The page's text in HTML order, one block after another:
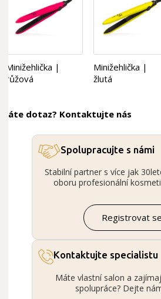
Minižehlička |
růžová
Minižehlička |
žlutá
Máte dotaz? Kontaktujte nás
Spolupracujte s námi
Stabilní partner s více jak
oboru profesionální
Registrovat se
Kontaktujte specialistu
Máte vlastní salon a
spolupráce? Dejte